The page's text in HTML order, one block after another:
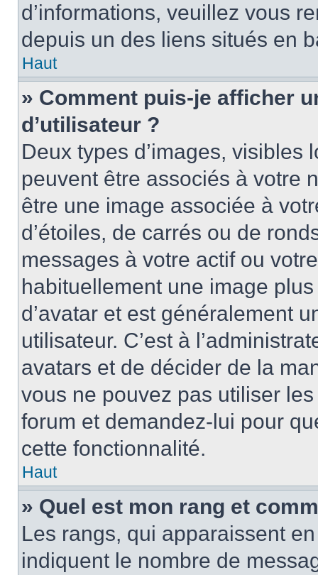
d’informations, veuillez vous
depuis un des liens situés en
Haut
» Comment puis-je afficher
d’utilisateur ?
Deux types d’images,
peuvent être associés à votre
être une image associée à
d’étoiles, de carrés ou de
messages à votre actif ou
habituellement une image
d’avatar et est généralement
utilisateur. C’est à
avatars et de décider de la
vous ne pouvez pas utiliser
forum et demandez-lui pour
cette fonctionnalité.
Haut
» Quel est mon rang et
Les rangs, qui apparaissent
indiquent le nombre de